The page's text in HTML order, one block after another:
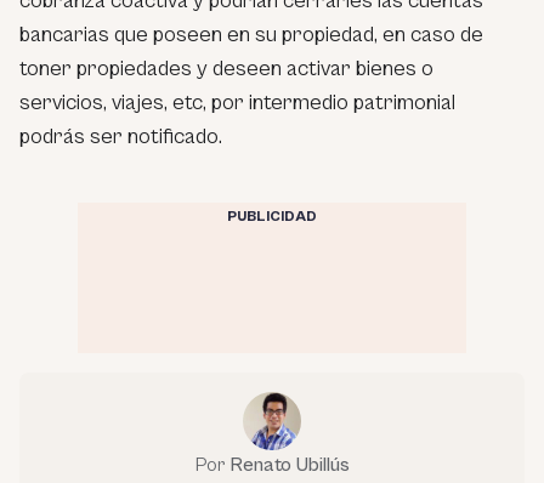
bancarias que poseen en su propiedad, en caso de
toner propiedades y deseen activar bienes o
servicios, viajes, etc, por intermedio patrimonial
podrás ser notificado.
PUBLICIDAD
Por Renato Ubillús